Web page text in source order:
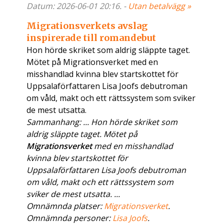
Datum: 2026-06-01 20:16. - Utan betalvägg »
Migrationsverkets avslag
inspirerade till romandebut
Hon hörde skriket som aldrig släppte taget.
Mötet på Migrationsverket med en
misshandlad kvinna blev startskottet för
Uppsalaförfattaren Lisa Joofs debutroman
om våld, makt och ett rättssystem som sviker
de mest utsatta.
Sammanhang: ... Hon hörde skriket som
aldrig släppte taget. Mötet på
Migrationsverketmed en misshandlad
kvinna blev startskottet för
Uppsalaförfattaren Lisa Joofs debutroman
om våld, makt och ett rättssystem som
sviker de mest utsatta. ...
Omnämnda platser:Migrationsverket.
Omnämnda personer:Lisa Joofs.